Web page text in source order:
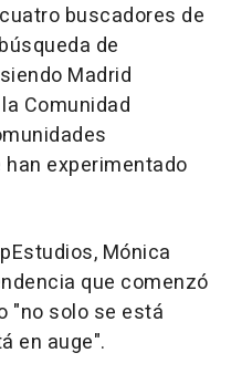
buscadores de
de
Madrid
Comunidad
experimentado
Mónica
que comenzó
"no solo se está
en auge".